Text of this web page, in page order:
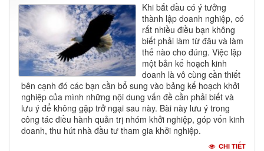
Khi bắt đầu có ý tưởng
thành lập doanh nghiệp, có
rất nhiều điều bạn không
biết phải làm từ đâu và làm
thế nào cho đúng. Việc lập
một bản kế hoạch kinh
doanh là vô cùng cần thiết
bên cạnh đó các bạn cần bổ sung vào bảng kế hoạch khởi
nghiệp của mình những nội dung vấn đề cần phải biết và
lưu ý để không gặp trở ngại sau này. Bài này lưu ý trong
công tác điều hành quản trị nhóm khởi nghiệp, góp vốn kinh
doanh, thu hút nhà đầu tư tham gia khởi nghiệp.
CHI TIẾT